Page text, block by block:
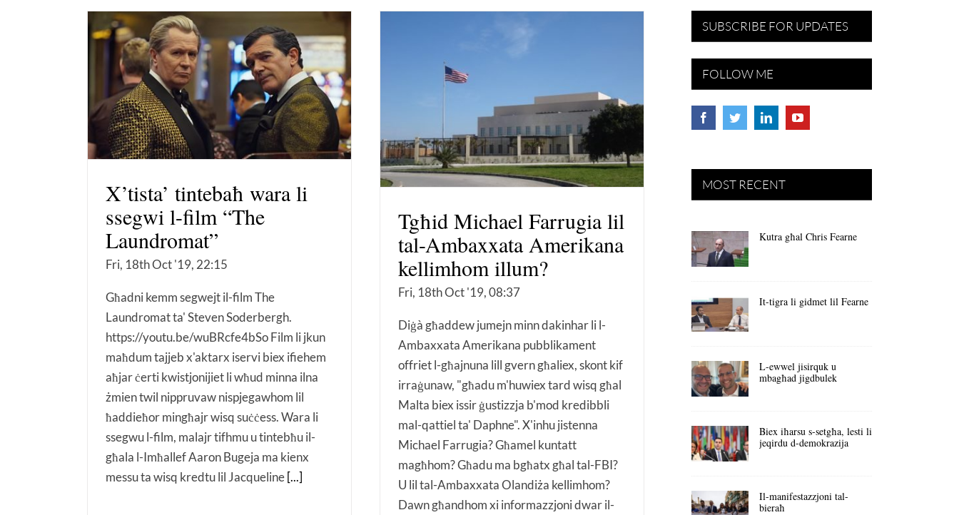
X’tista’ tintebaħ wara li
ssegwi l-film “The
Laundromat”
Fri, 18th Oct '19, 22:15
Għadni kemm segwejt il-film The
Laundromat ta' Steven Soderbergh.
https://youtu.be/wuBRcfe4bSo Film li jkun
maħdum tajjeb x'aktarx iservi biex ifiehem
aħjar ċerti kwistjonijiet li wħud minna ilna
żmien twil nippruvaw nispjegawhom lil
ħaddieħor mingħajr wisq suċċess. Wara li
ssegwu l-film, malajr tifhmu u tintebħu il-
għala l-Imħallef Aaron Bugeja ma kienx
messu ta wisq kredtu lil Jacqueline [...]
Tgħid Michael Farrugia lil
tal-Ambaxxata Amerikana
kellimhom illum?
Fri, 18th Oct '19, 08:37
Diġà għaddew jumejn minn dakinhar li l-
Ambaxxata Amerikana pubblikament
offriet l-għajnuna lill gvern għaliex, skont kif
irraġunaw, "għadu m'huwiex tard wisq għal
Malta biex issir ġustizzja b'mod kredibbli
mal-qattiel ta' Daphne". X'inhu jistenna
Michael Farrugia? Għamel kuntatt
magħhom? Għadu ma bgħatx għal tal-FBI?
U lil tal-Ambaxxata Olandiża kellimhom?
Dawn għandhom xi informazzjoni dwar il-
SUBSCRIBE FOR UPDATES
FOLLOW ME
MOST RECENT
Kutra għal Chris Fearne
It-tigra li gidmet lil Fearne
L-ewwel jisirquk u
mbagħad jigdbulek
Biex iħarsu s-setgħa, lesti li
jeqirdu d-demokrazija
Il-manifestazzjoni tal-
bieraħ